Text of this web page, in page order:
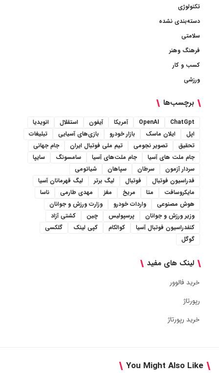
تکنولوژی
دسته‌بندی نشده
سلامتی
فرهنگ وهنر
کسب و کار
ورزشی
برچسب‌ها
ChatGpt
OpenAI آمریکا آیفون استقلال
انویدیا
اپل
ایلان ماسک بازار خودرو بازی‌های آسیایی
تبلیغات
تحقیق
تصویر نجومی تیم ملی فوتبال ایران
جام جهانی
جام ملت های آسیا
جام ملت‌های آسیا سامسونگ
سایپا
سردار آزمون
سرطان سپاهان
شیائومی
فدراسیون فوتبال
فوتبال لیگ برتر
لیگ قهرمانان آسیا
مایکروسافت
متا مریخ مغز مهدی طارمی
ناسا
هوش مصنوعی
واردات خودرو
وزارت ورزش و جوانان
وزیر ورزش و جوانان
پرسپولیس چین
کشتی آزاد
کنفدراسیون فوتبال آسیا
کوالکام کپی لینک
گلکسی
گوگل
لینک های مفید
خرید فالوور
رپورتاژ
خرید رپورتاژ
You Might Also Like